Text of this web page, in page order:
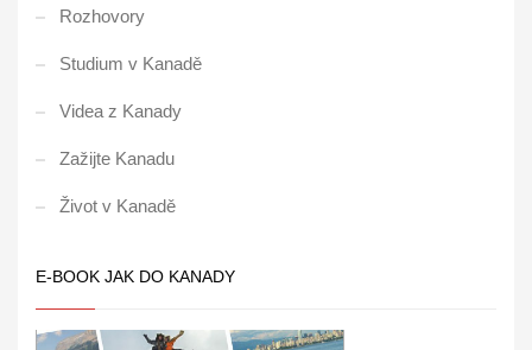
Rozhovory
Studium v Kanadě
Videa z Kanady
Zažijte Kanadu
Život v Kanadě
E-BOOK JAK DO KANADY